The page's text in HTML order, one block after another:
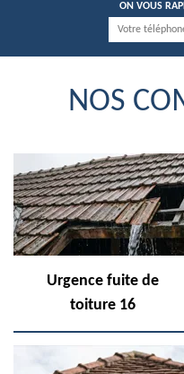
ON VOUS
NOS
Urgence fuite de
toiture 16